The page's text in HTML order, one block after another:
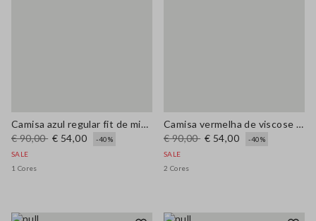
Camisa azul regular fit de mistura de algodão com bolsos
€ 90,00 € 54,00
-40%
SALE
1 Cores
Camisa vermelha de viscose pura regular fit com gola serafino
€ 90,00 € 54,00
-40%
SALE
2 Cores